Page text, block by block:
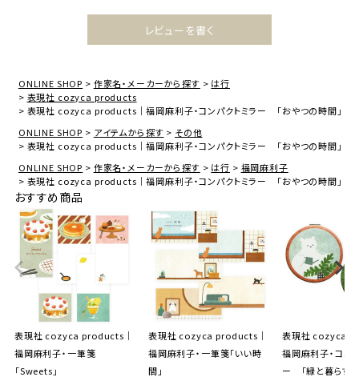
レビューを書く
ONLINE SHOP 作家名・メーカーから探す
は行
表現社 cozyca products
表現社 cozyca products｜福岡麻利子・コンパクトミラー 「おやつの時間」
ONLINE SHOP
アイテムから探す
その他
表現社 cozyca products｜福岡麻利子・コンパクトミラー 「おやつの時間」
ONLINE SHOP
作家名・メーカーから探す は行
福岡麻利子
表現社 cozyca products｜福岡麻利子・コンパクトミラー 「おやつの時間」
おすすめ商品
表現社 cozyca products｜
福岡麻利子・一筆箋
「Sweets」
表現社 cozyca products｜
福岡麻利子・一筆箋「いい時
間」
表現社 cozyca
福岡麻利子・コン
ー 「緑と暮らす」